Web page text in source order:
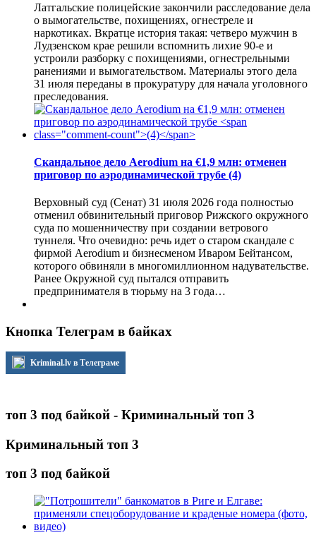
Латгальские полицейские закончили расследование дела
о вымогательстве, похищениях, огнестреле и
наркотиках. Вкратце история такая: четверо мужчин в
Лудзенском крае решили вспомнить лихие 90-е и
устроили разборку с похищениями, огнестрельными
ранениями и вымогательством. Материалы этого дела
31 июля переданы в прокуратуру для начала уголовного
преследования.
Скандальное дело Aerodium на €1,9 млн: отменен
приговор по аэродинамической трубе (4)
Верховный суд (Сенат) 31 июля 2026 года полностью
отменил обвинительный приговор Рижского окружного
суда по мошенничеству при создании ветрового
туннеля. Что очевидно: речь идет о старом скандале с
фирмой Aerodium и бизнесменом Иваром Бейтансом,
которого обвиняли в многомиллионном надувательстве.
Ранее Окружной суд пытался отправить
предпринимателя в тюрьму на 3 года…
Кнопка Телеграм в байках
Kriminal.lv в Телеграме
топ 3 под байкой - Криминальный топ 3
Криминальный топ 3
топ 3 под байкой